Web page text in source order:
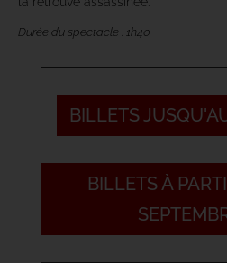
Durée du spectacle : 1h40
BILLETS
BILLETS À